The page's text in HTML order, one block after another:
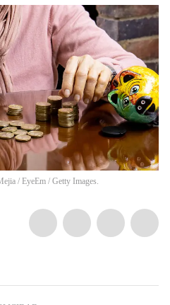
/ EyeEm / Getty Images.